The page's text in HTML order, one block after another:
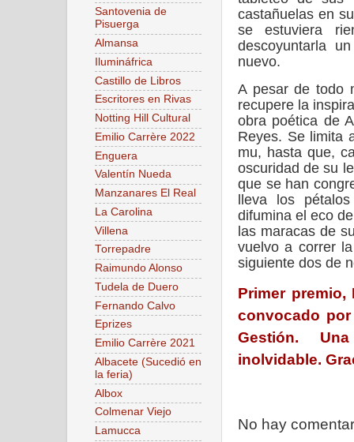
castañuelas en
se estuviera
descoyuntarla
nuevo.
A pesar de todo
recupere la
obra poética de
Reyes. Se limita
mu, hasta que,
oscuridad de su
que se han
lleva los
difumina el eco
las maracas de
vuelvo a correr
siguiente dos de
Primer premio,
convocado
Gestión.
inolvidable.
No hay
Santovenia de
Pisuerga
Almansa
Ilumináfrica
Castillo de Libros
Escritores en Rivas
Notting Hill Cultural
Emilio Carrère 2022
Enguera
Valentín Nueda
Manzanares El Real
La Carolina
Villena
Torrepadre
Raimundo Alonso
Tudela de Duero
Fernando Calvo
Eprizes
Emilio Carrère 2021
Albacete (Sucedió en
la feria)
Albox
Colmenar Viejo
Lamucca